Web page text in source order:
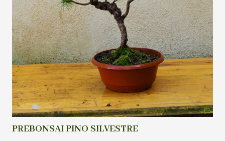
PREBONSAI PINO SILVESTRE